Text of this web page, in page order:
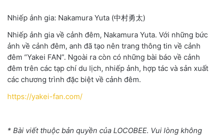
Nhiếp ảnh gia: Nakamura Yuta (中村勇太)
Nhiếp ảnh gia về cảnh đêm, Nakamura Yuta. Với những bức
ảnh về cảnh đêm, anh đã tạo nên trang thông tin về cảnh
đêm “Yakei FAN”. Ngoài ra còn có những bài báo về cảnh
đêm trên các tạp chí du lịch, nhiếp ảnh, hợp tác và sản xuất
các chương trình đặc biệt về cảnh đêm.
https://yakei-fan.com/
* Bài viết thuộc bản quyền của LOCOBEE. Vui lòng không